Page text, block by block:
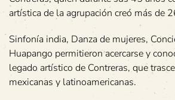
artística de la agrupación creó más de
Sinfonía india, Danza de mujeres,
Huapango permitieron acercarse y
legado artístico de Contreras, que
mexicanas y latinoamericanas.